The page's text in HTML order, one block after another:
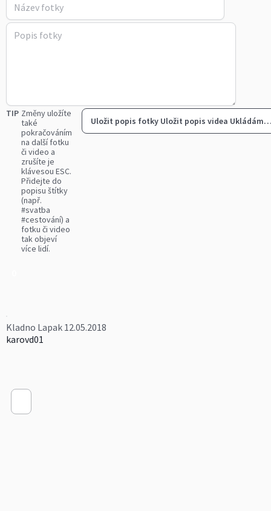
TIP Změny uložíte
také
pokračováním
na další fotku
či video a
zrušíte je
klávesou ESC.
Přidejte do
popisu štítky
(např.
#svatba
#cestování) a
fotku či video
tak objeví
více lidí.
Uložit popis fotky Uložit popis videa
Kladno Lapak 12.05.2018
karovd01